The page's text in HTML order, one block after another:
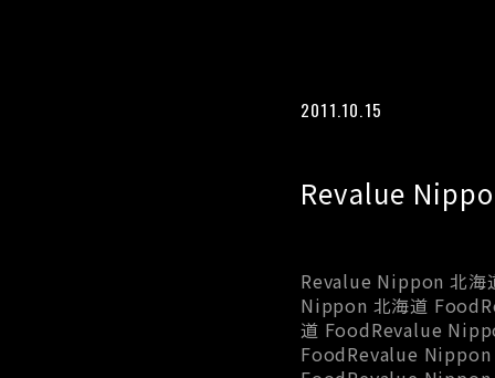
2011.10.15
Revalue
Revalue Nippon 北
Nippon 北海道
道 FoodRevalue
FoodRevalue